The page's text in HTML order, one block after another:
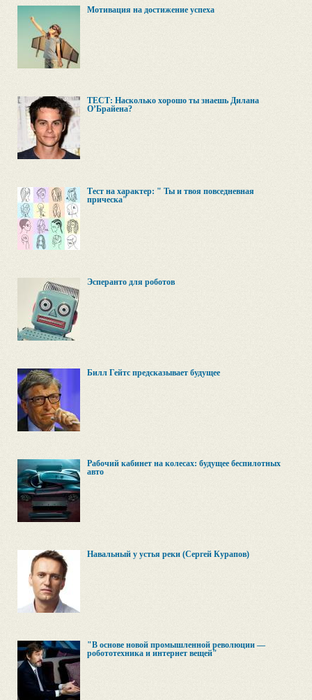
Мотивация на достижение успеха
ТЕСТ: Насколько хорошо ты знаешь Дилана
О’Брайена?
Тест на характер: " Ты и твоя повседневная
прическа"
Эсперанто для роботов
Билл Гейтс предсказывает будущее
Рабочий кабинет на колесах: будущее беспилотных
авто
Навальный у устья реки (Сергей Курапов)
"В основе новой промышленной революции —
робототехника и интернет вещей"